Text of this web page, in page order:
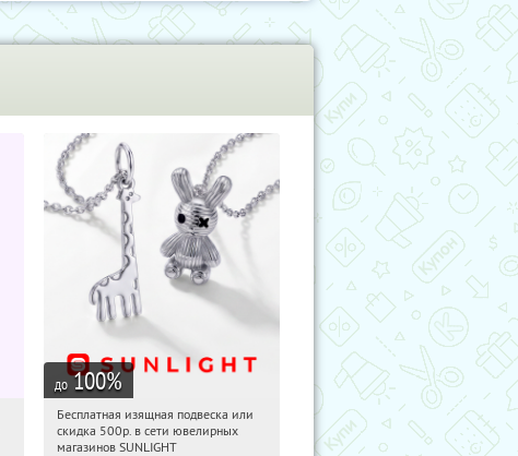
до 100%
08:18:53 Получили:
Россия
Бесплатная изящная подвеска или
скидка 500р. в сети ювелирных
магазинов SUNLIGHT